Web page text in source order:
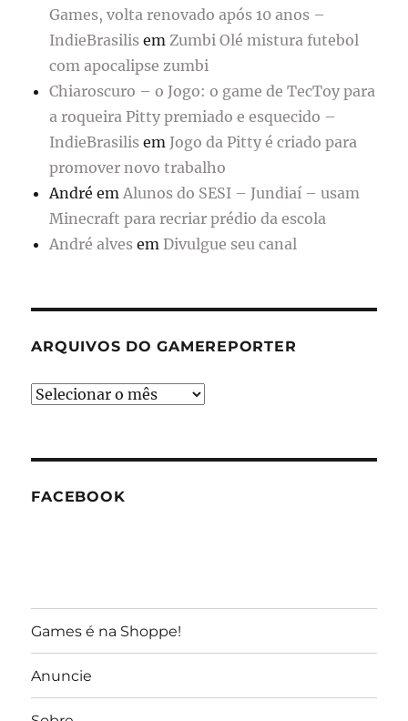
Games, volta renovado após 10 anos –
IndieBrasilis emZumbi Olé mistura futebol
com apocalipse zumbi
Chiaroscuro – o Jogo: o game de TecToy para
a roqueira Pitty premiado e esquecido –
IndieBrasilis em Jogo da Pitty é criado para
promover novo trabalho
André emAlunos do SESI – Jundiaí – usam
Minecraft para recriar prédio da escola
André alves emDivulgue seu canal
ARQUIVOS DO GAMEREPORTER
Arquivos
FACEBOOK
Games é na Shoppe!
Anuncie